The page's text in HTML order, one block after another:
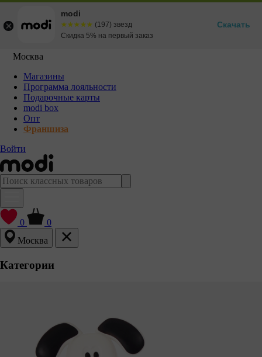
Москва
Магазины
Программа лояльности
Подарочные карты
modi box
Опт
Франшиза
Войти
0
0
Москва
Категории
modi
☆☆☆☆☆
★★★★★ (197) звезд
Скидка 5% на первый заказ
Скачать